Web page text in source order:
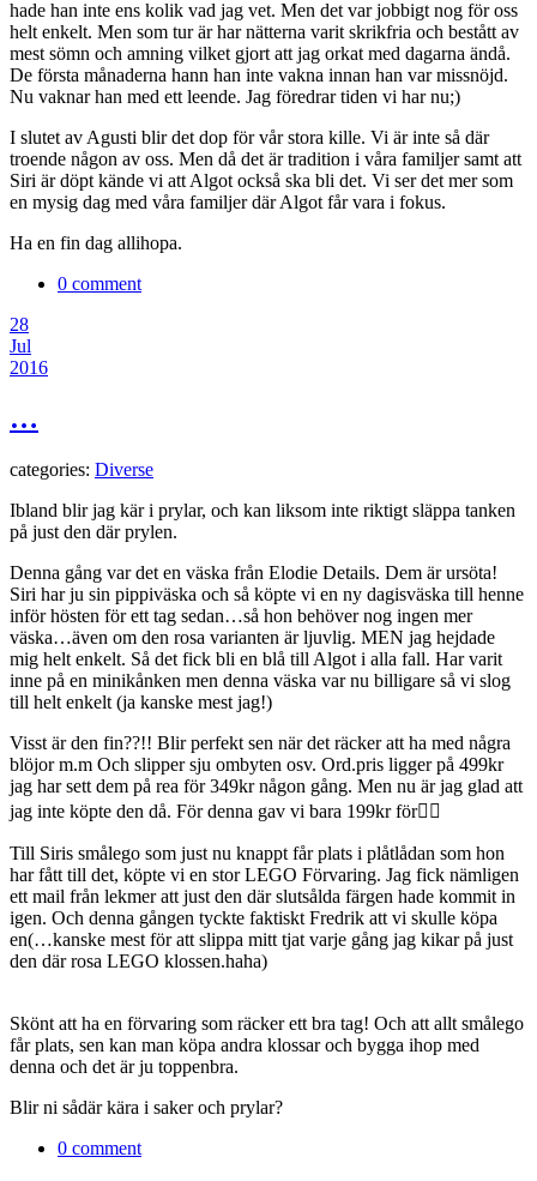
hade han inte ens kolik vad jag vet. Men det var jobbigt nog för oss
helt enkelt. Men som tur är har nätterna varit skrikfria och bestått av
mest sömn och amning vilket gjort att jag orkat med dagarna ändå.
De första månaderna hann han inte vakna innan han var missnöjd.
Nu vaknar han med ett leende. Jag föredrar tiden vi har nu;)
I slutet av Agusti blir det dop för vår stora kille. Vi är inte så där
troende någon av oss. Men då det är tradition i våra familjer samt att
Siri är döpt kände vi att Algot också ska bli det. Vi ser det mer som
en mysig dag med våra familjer där Algot får vara i fokus.
Ha en fin dag allihopa.
0 comment
28
Jul
2016
…
categories: Diverse
Ibland blir jag kär i prylar, och kan liksom inte riktigt släppa tanken
på just den där prylen.
Denna gång var det en väska från Elodie Details. Dem är ursöta!
Siri har ju sin pippiväska och så köpte vi en ny dagisväska till henne
inför hösten för ett tag sedan…så hon behöver nog ingen mer
väska…även om den rosa varianten är ljuvlig. MEN jag hejdade
mig helt enkelt. Så det fick bli en blå till Algot i alla fall. Har varit
inne på en minikånken men denna väska var nu billigare så vi slog
till helt enkelt (ja kanske mest jag!)
Visst är den fin??!! Blir perfekt sen när det räcker att ha med några
blöjor m.m Och slipper sju ombyten osv. Ord.pris ligger på 499kr
jag har sett dem på rea för 349kr någon gång. Men nu är jag glad att
jag inte köpte den då. För denna gav vi bara 199kr för👍🏻
Till Siris smålego som just nu knappt får plats i plåtlådan som hon
har fått till det, köpte vi en stor LEGO Förvaring. Jag fick nämligen
ett mail från lekmer att just den där slutsålda färgen hade kommit in
igen. Och denna gången tyckte faktiskt Fredrik att vi skulle köpa
en(…kanske mest för att slippa mitt tjat varje gång jag kikar på just
den där rosa LEGO klossen.haha)
Skönt att ha en förvaring som räcker ett bra tag! Och att allt smålego
får plats, sen kan man köpa andra klossar och bygga ihop med
denna och det är ju toppenbra.
Blir ni sådär kära i saker och prylar?
0 comment